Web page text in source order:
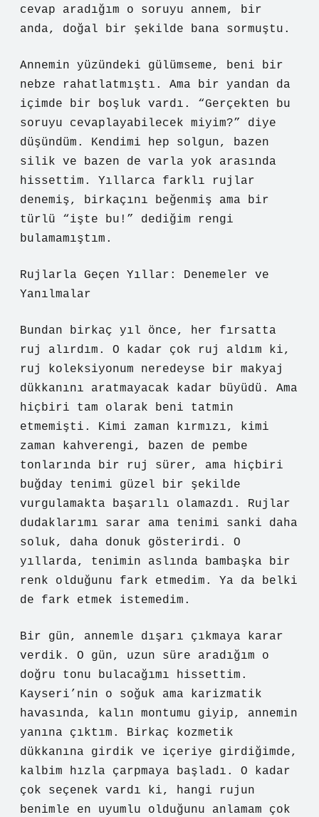
cevap aradığım o soruyu annem, bir
anda, doğal bir şekilde bana sormuştu.
Annemin yüzündeki gülümseme, beni bir
nebze rahatlatmıştı. Ama bir yandan da
içimde bir boşluk vardı. “Gerçekten bu
soruyu cevaplayabilecek miyim?” diye
düşündüm. Kendimi hep solgun, bazen
silik ve bazen de varla yok arasında
hissettim. Yıllarca farklı rujlar
denemiş, birkaçını beğenmiş ama bir
türlü “işte bu!” dediğim rengi
bulamamıştım.
Rujlarla Geçen Yıllar: Denemeler ve
Yanılmalar
Bundan birkaç yıl önce, her fırsatta
ruj alırdım. O kadar çok ruj aldım ki,
ruj koleksiyonum neredeyse bir makyaj
dükkanını aratmayacak kadar büyüdü. Ama
hiçbiri tam olarak beni tatmin
etmemişti. Kimi zaman kırmızı, kimi
zaman kahverengi, bazen de pembe
tonlarında bir ruj sürer, ama hiçbiri
buğday tenimi güzel bir şekilde
vurgulamakta başarılı olamazdı. Rujlar
dudaklarımı sarar ama tenimi sanki daha
soluk, daha donuk gösterirdi. O
yıllarda, tenimin aslında bambaşka bir
renk olduğunu fark etmedim. Ya da belki
de fark etmek istemedim.
Bir gün, annemle dışarı çıkmaya karar
verdik. O gün, uzun süre aradığım o
doğru tonu bulacağımı hissettim.
Kayseri’nin o soğuk ama karizmatik
havasında, kalın montumu giyip, annemin
yanına çıktım. Birkaç kozmetik
dükkanına girdik ve içeriye girdiğimde,
kalbim hızla çarpmaya başladı. O kadar
çok seçenek vardı ki, hangi rujun
benimle en uyumlu olduğunu anlamam çok